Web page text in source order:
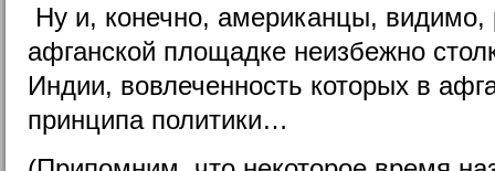
Ну и, конечно, американцы, видимо,
афганской площадке неизбежно
Индии, вовлеченность которых в
принципа политики…